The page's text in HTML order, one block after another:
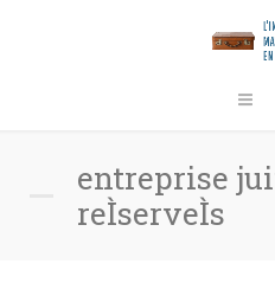
entreprise
reÌserveÌs